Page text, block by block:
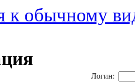
к обычному
Логин: